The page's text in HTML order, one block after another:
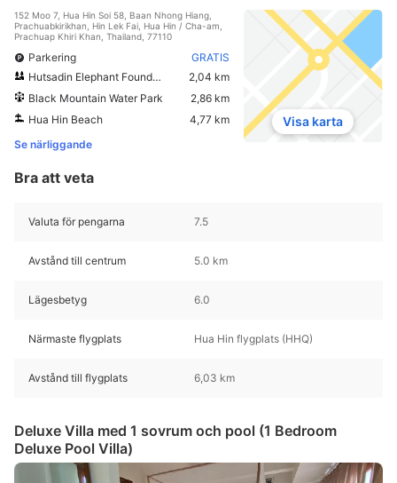
152 Moo 7, Hua Hin Soi 58, Baan Nhong Hiang,
Prachuabkirikhan, Hin Lek Fai, Hua Hin / Cha-am,
Prachuap Khiri Khan, Thailand, 77110
Parkering
GRATIS
Hutsadin Elephant Foundation
2,04 km
Black Mountain Water Park
2,86 km
Hua Hin Beach
4,77 km
Se närliggande
Visa karta
Bra att veta
Valuta för pengarna 7.5
Avstånd till centrum 5.0 km
Lägesbetyg 6.0
Närmaste flygplats Hua Hin flygplats (HHQ)
Avstånd till flygplats 6,03 km
Deluxe Villa med 1 sovrum och pool (1 Bedroom
Deluxe Pool Villa)